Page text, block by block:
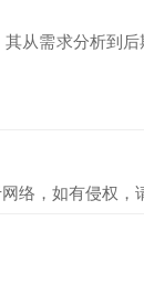
需求分析到
络，如有侵权，